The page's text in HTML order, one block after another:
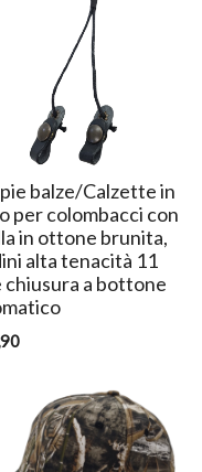
balze/Calzette in
per colombacci con
in ottone brunita,
alta tenacità 11
chiusura a bottone